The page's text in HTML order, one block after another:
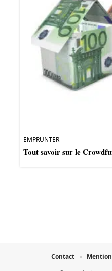
EMPRUNTER
Tout savoir sur le
Contact